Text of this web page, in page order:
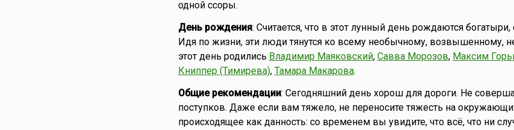
одной ссоры.
День рождения: Считается, что в этот лунный день рождаются
Идя по жизни, эти люди тянутся ко всему необычному, возвышенному,
этот день родились Владимир Маяковский, Савва Морозов, Максим
Книппер (Тимирева), Тамара Макарова.
Общие рекомендации: Сегодняшний день хорош для дороги. Не
поступков. Даже если вам тяжело, не переносите тяжесть на
происходящее как данность: со временем вы увидите, что всё, что ни